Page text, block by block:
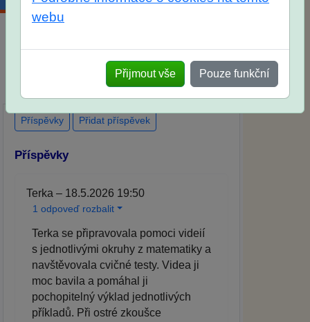
Vaše ohlasy po skutečných přijímacích
webu
Přijmout vše Pouze funkční
Příspěvky Přidat příspěvek
Příspěvky
Terka – 18.5.2026 19:50
1 odpoveď rozbalit
Terka se připravovala pomoci videií
s jednotlivými okruhy z matematiky a
navštěvovala cvičné testy. Videa ji
moc bavila a pomáhal ji
pochopitelný výklad jednotlivých
příkladů. Při ostré zkoušce